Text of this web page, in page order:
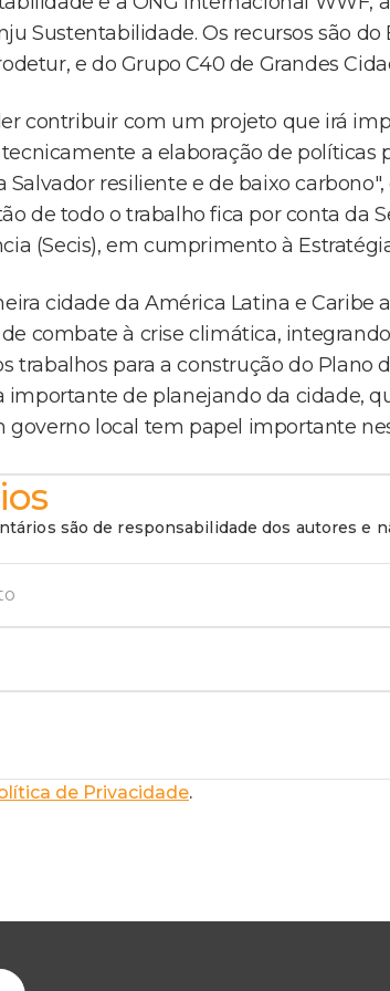
Sustentabilidade. Os recursos são
e do Grupo C40 de Grandes
contribuir com um projeto que irá
a elaboração de políticas
resiliente e de baixo
de todo o trabalho fica por conta da
(Secis), em cumprimento à
cidade da América Latina e
combate à crise climática,
trabalhos para a construção do
de planejando da cidade,
local tem papel importante
são de responsabilidade dos autores e
de Privacidade.